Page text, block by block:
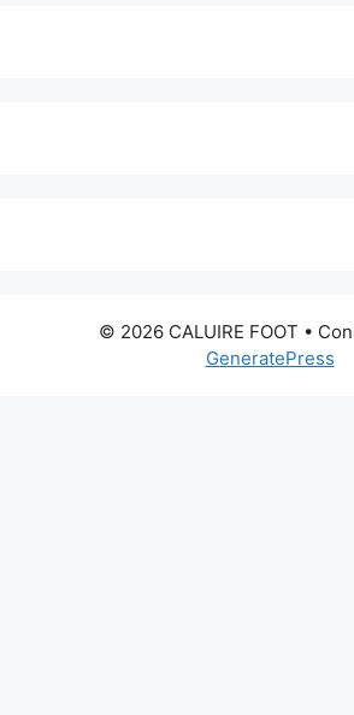
© 2026 CALUIRE FOOT •
GeneratePress